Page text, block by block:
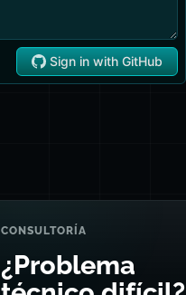
CONSULTORÍA
¿Problema